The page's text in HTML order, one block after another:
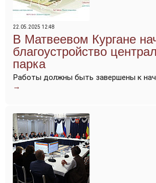
22.05.2025 12:48
В Матвеевом Кургане
благоустройство
парка
Работы должны быть завершены к
→